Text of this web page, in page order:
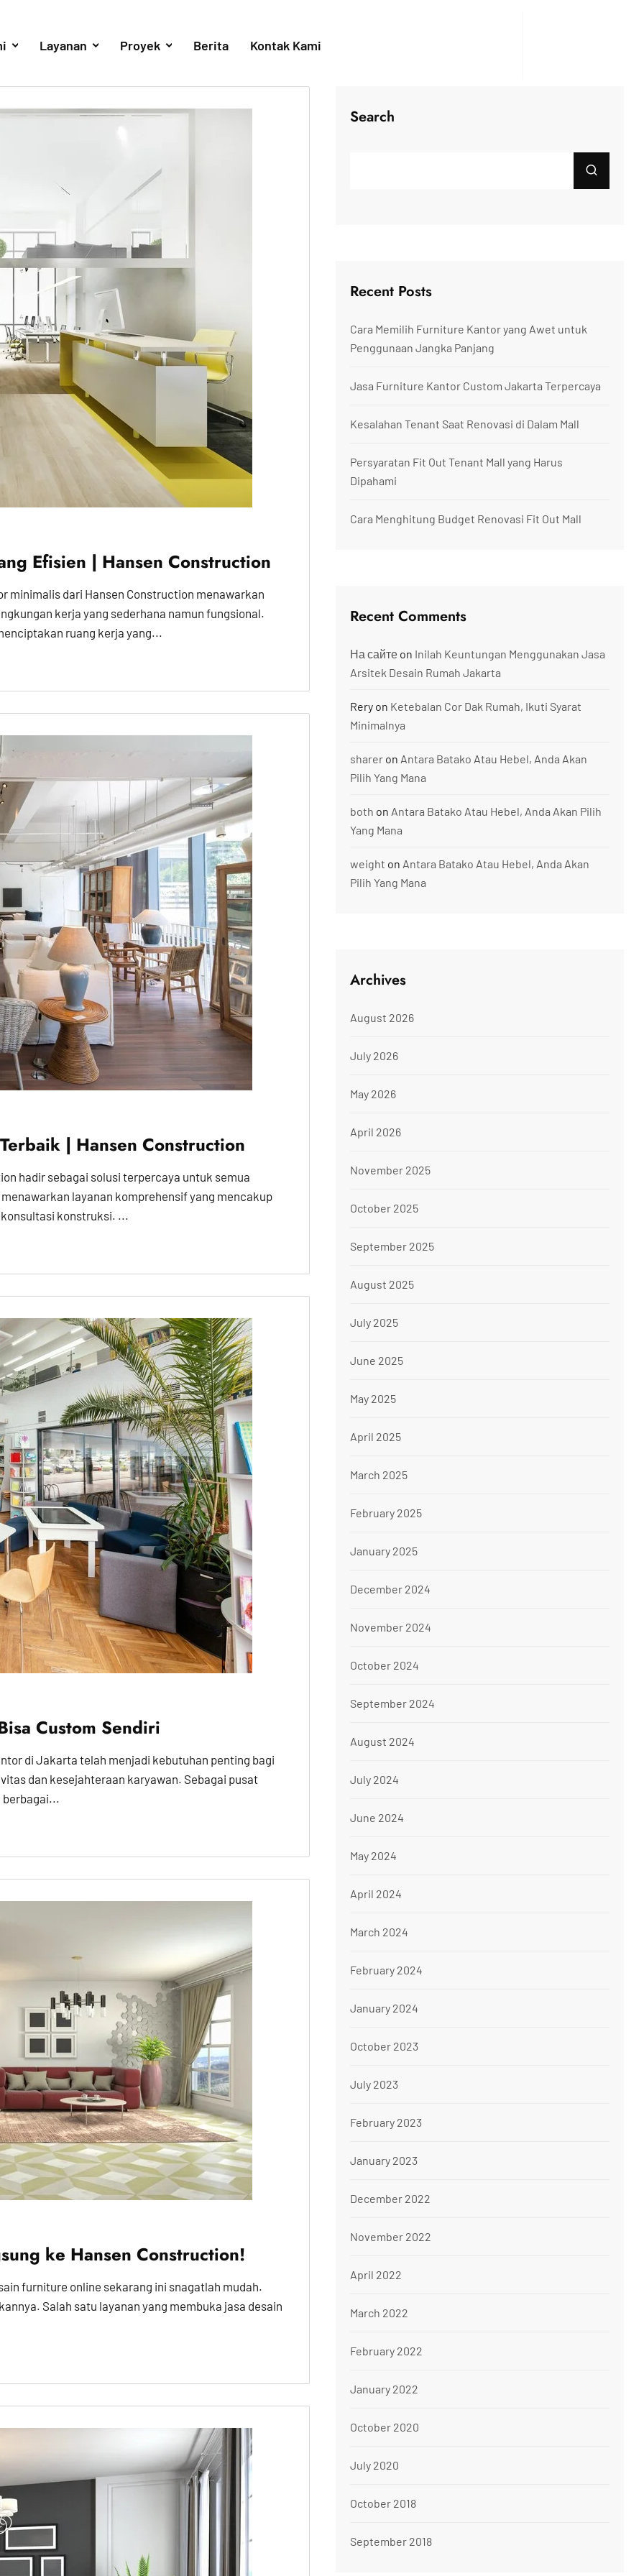
Layanan Proyek Berita Kontak Kami
Efisien | Hansen Construction
minimalis dari Hansen Construction menawarkan
kerja yang sederhana namun fungsional.
ruang kerja yang...
| Hansen Construction
hadir sebagai solusi terpercaya untuk semua
layanan komprehensif yang mencakup
konstruksi. ...
Custom Sendiri
di Jakarta telah menjadi kebutuhan penting bagi
dan kesejahteraan karyawan. Sebagai pusat
berbagai...
ke Hansen Construction!
furniture online sekarang ini snagatlah mudah.
Salah satu layanan yang membuka jasa desain
Search
Recent Posts
Cara Memilih Furniture Kantor yang Awet untuk
Penggunaan Jangka Panjang
Jasa Furniture Kantor Custom Jakarta Terpercaya
Kesalahan Tenant Saat Renovasi di Dalam Mall
Persyaratan Fit Out Tenant Mall yang Harus
Dipahami
Cara Menghitung Budget Renovasi Fit Out Mall
Recent Comments
На сайтеon Inilah Keuntungan Menggunakan Jasa
Arsitek Desain Rumah Jakarta
Reryon Ketebalan Cor Dak Rumah, Ikuti Syarat
Minimalnya
shareron Antara Batako Atau Hebel, Anda Akan
Pilih Yang Mana
both on Antara Batako Atau Hebel, Anda Akan Pilih
Yang Mana
weight on Antara Batako Atau Hebel, Anda Akan
Pilih Yang Mana
Archives
August 2026
July 2026
May 2026
April 2026
November 2025
October 2025
September 2025
August 2025
July 2025
June 2025
May 2025
April 2025
March 2025
February 2025
January 2025
December 2024
November 2024
October 2024
September 2024
August 2024
July 2024
June 2024
May 2024
April 2024
March 2024
February 2024
January 2024
October 2023
July 2023
February 2023
January 2023
December 2022
November 2022
April 2022
March 2022
February 2022
January 2022
October 2020
July 2020
October 2018
September 2018